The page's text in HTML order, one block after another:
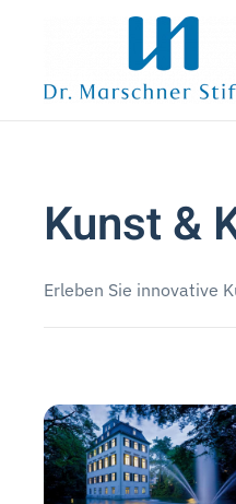
Zum Hauptinhalt
Kunst &
Erleben Sie innovative